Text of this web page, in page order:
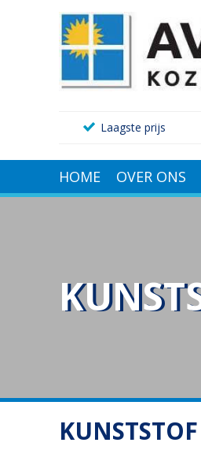
Laagste prijs
HOME OVER ONS